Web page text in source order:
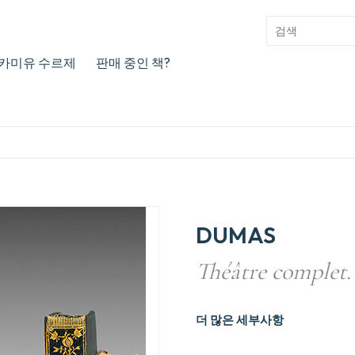
미유 수르제 판매 중인 책?
DUMAS
Théâtre complet.
더 많은 세부사항